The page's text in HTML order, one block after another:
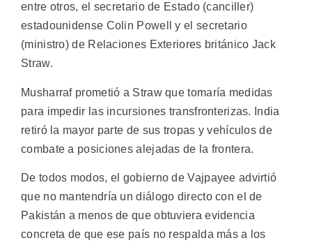
entre otros, el secretario de Estado (canciller)
estadounidense Colin Powell y el secretario
(ministro) de Relaciones Exteriores británico Jack
Straw.
Musharraf prometió a Straw que tomaría medidas
para impedir las incursiones transfronterizas. India
retiró la mayor parte de sus tropas y vehículos de
combate a posiciones alejadas de la frontera.
De todos modos, el gobierno de Vajpayee advirtió
que no mantendría un diálogo directo con el de
Pakistán a menos de que obtuviera evidencia
concreta de que ese país no respalda más a los